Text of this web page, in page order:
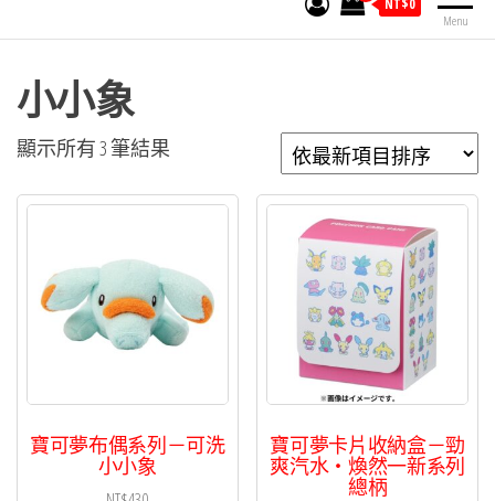
Menu
小小象
顯示所有 3 筆結果
新
目
排
序
寶可夢布偶系列－可洗
小小象
寶可夢卡片收納盒－勁
爽汽水・煥然一新系列
總柄